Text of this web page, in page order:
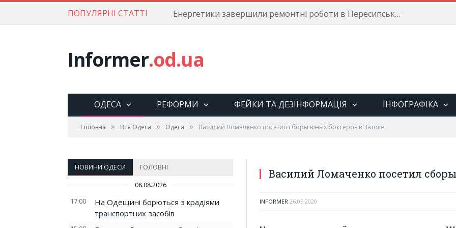
ПОПУЛЯРНІ СТАТТІ Енергетики завершили ремонтні роботи в Пересипському районі
Informer.od.ua
ОДЕСА РЕФОРМИ ФЕЙКИ ТА ДЕЗІНФОРМАЦІЯ ІНФОГРАФІКА
Головна » Вся Одеса » Одеса » Василий Ломаченко посетил сборы юных боксеров в Затоке
НОВИНИ ОДЕСИ ГОЛОВНІ
08.08.2026
17:00
На Одещині борються з крадіями
транспортних засобів
Василий Ломаченко посетил
INFORMER 26.05.2020